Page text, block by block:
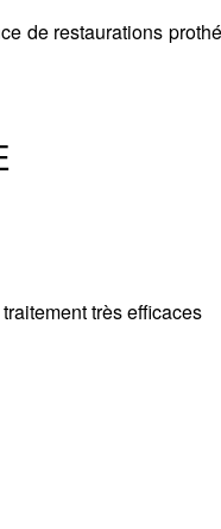
de restaurations
très efficaces